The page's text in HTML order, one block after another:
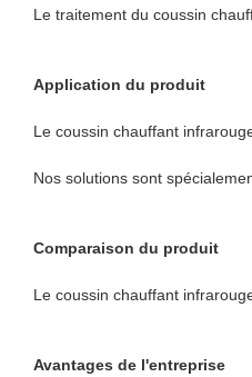
Le traitement du coussin
Application du produit
Le coussin chauffant
Nos solutions sont
Comparaison du produit
Le coussin chauffant
Avantages de l'entreprise